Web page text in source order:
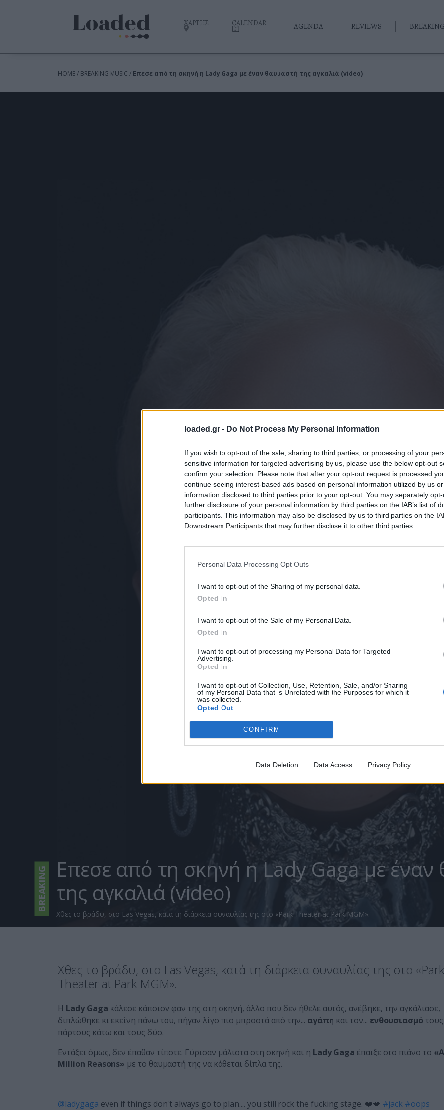
loaded.gr - Do Not Process My Personal Information
If you wish to opt-out of the sale, sharing to third parties, or processing of your
sensitive information for targeted advertising by us, please use the below opt-out
confirm your selection. Please note that after your opt-out request is processed
continue seeing interest-based ads based on personal information utilized by us
information disclosed to third parties prior to your opt-out. You may separately
further disclosure of your personal information by third parties on the IAB’s list of
participants. This information may also be disclosed by us to third parties on the
Downstream Participants that may further disclose it to other third parties.
Personal Data Processing Opt Outs
I want to opt-out of the Sharing of my personal data.
Opted In
I want to opt-out of the Sale of my Personal Data.
Opted In
I want to opt-out of processing my Personal Data for Targeted
Advertising.
Opted In
I want to opt-out of Collection, Use, Retention, Sale, and/or Sharing
of my Personal Data that Is Unrelated with the Purposes for which it
was collected.
Opted Out
CONFIRM
Data Deletion Data Access Privacy Policy
ΧΑΡΤΗΣ CALENDAR AGENDA REVIEWS
HOME / BREAKING MUSIC / Επεσε από τη σκηνή η Lady Gaga με έναν θαυμαστή της αγκαλιά (video)
Επεσε από τη σκηνή η Lady Gaga με
της αγκαλιά (video)
Χθες το βράδυ, στο Las Vegas, κατά τη διάρκεια συναυλίας της στο «Park Theater at Park MGM».
BREAKING
Χθες το βράδυ, στο Las Vegas, κατά τη διάρκεια συναυλίας της στο «Park
Theater at Park MGM».
Η Lady Gaga κάλεσε κάποιον φαν της στη σκηνή, άλλο που δεν ήθελε αυτός, ανέβηκε, την αγκάλιασε,
διπλώθηκε κι εκείνη πάνω του, πήγαν λίγο πιο μπροστά από την... αγάπη και τον... ενθουσιασμό
πάρτους κάτω και τους δύο.
Εντάξει όμως, δεν έπαθαν τίποτε. Γύρισαν μάλιστα στη σκηνή και η Lady Gaga έπαιξε στο πιάνο το «A
Million Reasons» με το θαυμαστή της να κάθεται δίπλα της.
@ladygaga even if things don't always go to plan.... you still rock the fucking stage. ❤️💋 #jack #oops